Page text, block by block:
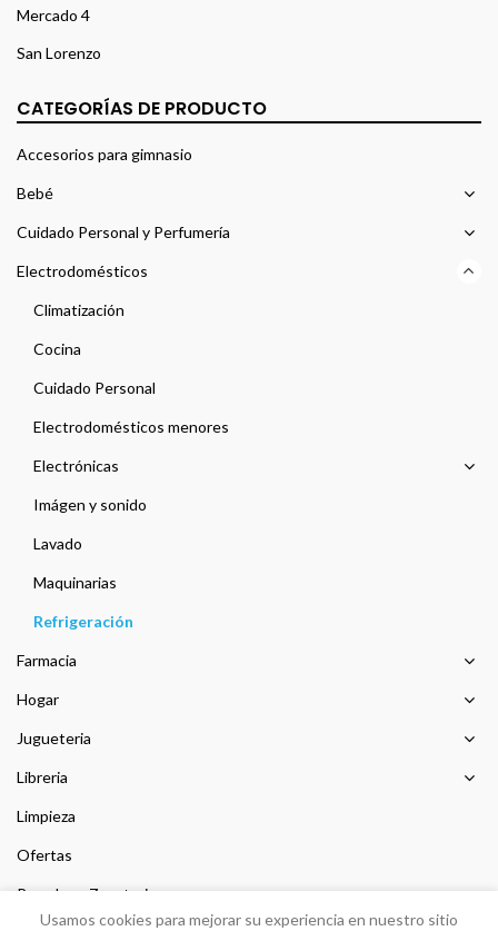
Mercado 4
San Lorenzo
CATEGORÍAS DE PRODUCTO
Accesorios para gimnasio
Bebé
Cuidado Personal y Perfumería
Electrodomésticos
Climatización
Cocina
Cuidado Personal
Electrodomésticos menores
Electrónicas
Imágen y sonido
Lavado
Maquinarias
Refrigeración
Farmacia
Hogar
Jugueteria
Libreria
Limpieza
Ofertas
Prendas y Zapateria
Usamos cookies para mejorar su experiencia en nuestro sitio